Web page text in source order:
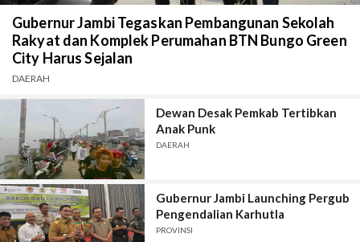
Gubernur Jambi Tegaskan Pembangunan Sekolah
Rakyat dan Komplek Perumahan BTN Bungo Green
City Harus Sejalan
DAERAH
Dewan Desak Pemkab Tertibkan
Anak Punk
DAERAH
Gubernur Jambi Launching Pergub
Pengendalian Karhutla
PROVINSI